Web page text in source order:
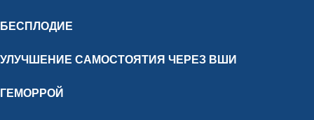
БЕСПЛОДИЕ
УЛУЧШЕНИЕ САМОСТОЯТИЯ ЧЕРЕЗ ВШИ
ГЕМОРРОЙ